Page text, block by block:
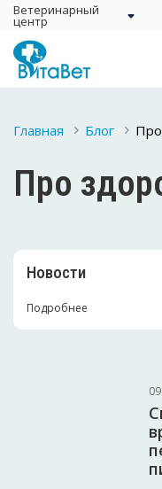
Ветеринарный
центр
Главная Блог
Про
Новости
Подробнее